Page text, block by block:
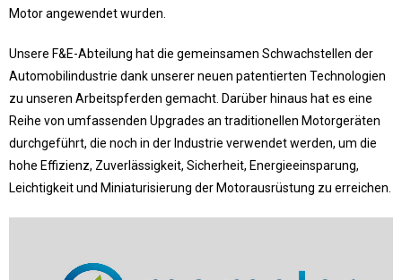
Motor angewendet wurden.
Unsere F&E-Abteilung hat die gemeinsamen Schwachstellen der
Automobilindustrie dank unserer neuen patentierten Technologien
zu unseren Arbeitspferden gemacht. Darüber hinaus hat es eine
Reihe von umfassenden Upgrades an traditionellen Motorgeräten
durchgeführt, die noch in der Industrie verwendet werden, um die
hohe Effizienz, Zuverlässigkeit, Sicherheit, Energieeinsparung,
Leichtigkeit und Miniaturisierung der Motorausrüstung zu erreichen.